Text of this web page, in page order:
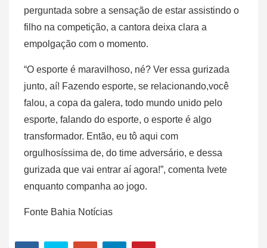
perguntada sobre a sensação de estar assistindo o
filho na competição, a cantora deixa clara a
empolgação com o momento.
“O esporte é maravilhoso, né? Ver essa gurizada
junto, aí! Fazendo esporte, se relacionando,você
falou, a copa da galera, todo mundo unido pelo
esporte, falando do esporte, o esporte é algo
transformador. Então, eu tô aqui com
orgulhosíssima de, do time adversário, e dessa
gurizada que vai entrar aí agora!”, comenta Ivete
enquanto companha ao jogo.
Fonte Bahia Notícias